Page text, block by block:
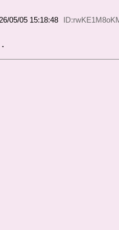
05/05 15:18:48